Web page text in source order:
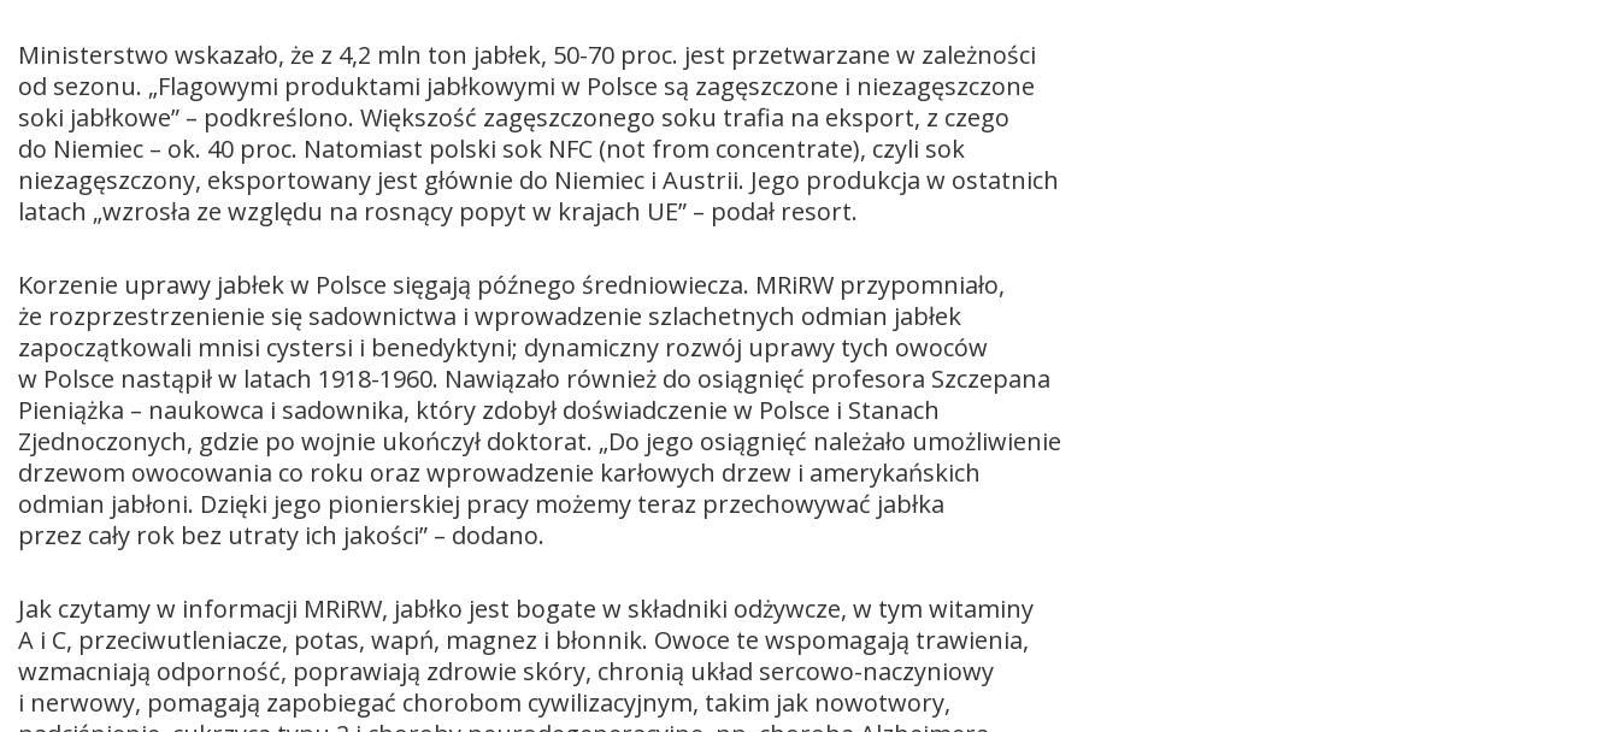
Ministerstwo wskazało, że z 4,2 mln ton jabłek, 50-70 proc. jest przetwarzane w zależności
od sezonu. „Flagowymi produktami jabłkowymi w Polsce są zagęszczone i niezagęszczone
soki jabłkowe” – podkreślono. Większość zagęszczonego soku trafia na eksport, z czego
do Niemiec – ok. 40 proc. Natomiast polski sok NFC (not from concentrate), czyli sok
niezagęszczony, eksportowany jest głównie do Niemiec i Austrii. Jego produkcja w ostatnich
latach „wzrosła ze względu na rosnący popyt w krajach UE” – podał resort.
Korzenie uprawy jabłek w Polsce sięgają późnego średniowiecza. MRiRW przypomniało,
że rozprzestrzenienie się sadownictwa i wprowadzenie szlachetnych odmian jabłek
zapoczątkowali mnisi cystersi i benedyktyni; dynamiczny rozwój uprawy tych owoców
w Polsce nastąpił w latach 1918-1960. Nawiązało również do osiągnięć profesora Szczepana
Pieniążka – naukowca i sadownika, który zdobył doświadczenie w Polsce i Stanach
Zjednoczonych, gdzie po wojnie ukończył doktorat. „Do jego osiągnięć należało umożliwienie
drzewom owocowania co roku oraz wprowadzenie karłowych drzew i amerykańskich
odmian jabłoni. Dzięki jego pionierskiej pracy możemy teraz przechowywać jabłka
przez cały rok bez utraty ich jakości” – dodano.
Jak czytamy w informacji MRiRW, jabłko jest bogate w składniki odżywcze, w tym witaminy
A i C, przeciwutleniacze, potas, wapń, magnez i błonnik. Owoce te wspomagają trawienia,
wzmacniają odporność, poprawiają zdrowie skóry, chronią układ sercowo-naczyniowy
i nerwowy, pomagają zapobiegać chorobom cywilizacyjnym, takim jak nowotwory,